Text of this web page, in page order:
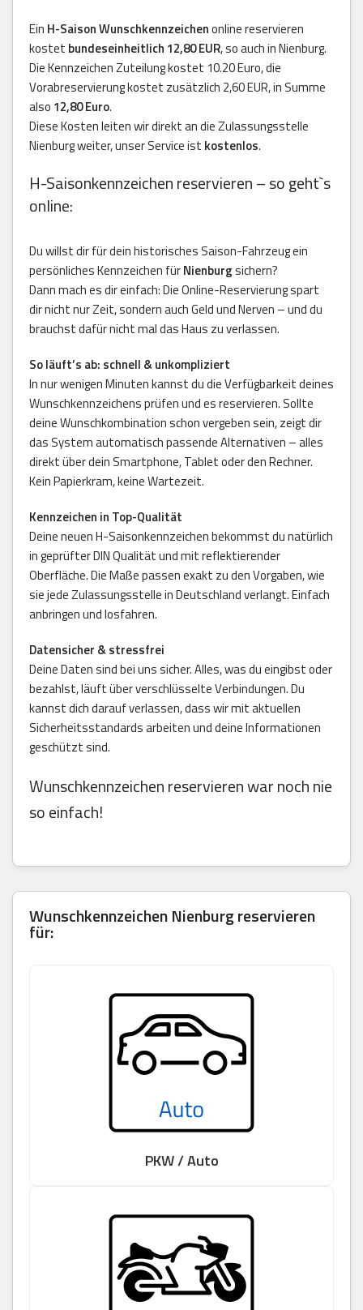
Ein H-Saison Wunschkennzeichenonline reservieren
kostet bundeseinheitlich 12,80 EUR, so auch in Nienburg.
Die Kennzeichen Zuteilung kostet 10.20 Euro, die
Vorabreservierung kostet zusätzlich 2,60 EUR, in Summe
also 12,80 Euro.
Diese Kosten leiten wir direkt an die Zulassungsstelle
Nienburg weiter, unser Service ist kostenlos.
H-Saisonkennzeichen reservieren – so geht`s
online:
Du willst dir für dein historisches Saison-Fahrzeug ein
persönliches Kennzeichen fürNienburgsichern?
Dann mach es dir einfach: Die Online-Reservierung spart
dir nicht nur Zeit, sondern auch Geld und Nerven – und du
brauchst dafür nicht mal das Haus zu verlassen.
So läuft’s ab: schnell & unkompliziert
In nur wenigen Minuten kannst du die Verfügbarkeit deines
Wunschkennzeichens prüfen und es reservieren. Sollte
deine Wunschkombination schon vergeben sein, zeigt dir
das System automatisch passende Alternativen – alles
direkt über dein Smartphone, Tablet oder den Rechner.
Kein Papierkram, keine Wartezeit.
Kennzeichen in Top-Qualität
Deine neuen H-Saisonkennzeichen bekommst du natürlich
in geprüfter DIN Qualität und mit reflektierender
Oberfläche. Die Maße passen exakt zu den Vorgaben, wie
sie jede Zulassungsstelle in Deutschland verlangt. Einfach
anbringen und losfahren.
Datensicher & stressfrei
Deine Daten sind bei uns sicher. Alles, was du eingibst oder
bezahlst, läuft über verschlüsselte Verbindungen. Du
kannst dich darauf verlassen, dass wir mit aktuellen
Sicherheitsstandards arbeiten und deine Informationen
geschützt sind.
Wunschkennzeichen reservieren war noch nie
so einfach!
Wunschkennzeichen Nienburg reservieren
für:
PKW / Auto